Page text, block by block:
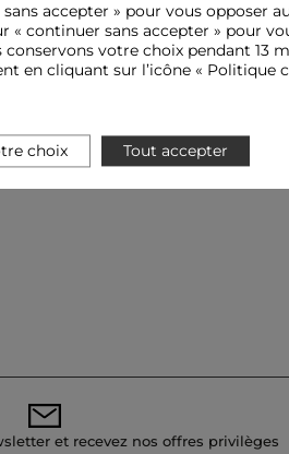
et recevez nos offres privilèges
accepter » pour vous opposer
« continuer sans accepter » pour
votre choix pendant 13
en cliquant sur l’icône « Politique
choix Tout accepter